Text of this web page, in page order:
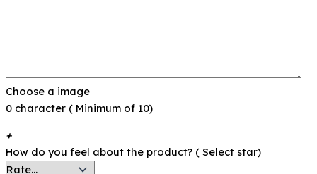
Choose a image
0 character ( Minimum of 10)
+
How do you feel about the product? ( Select star)